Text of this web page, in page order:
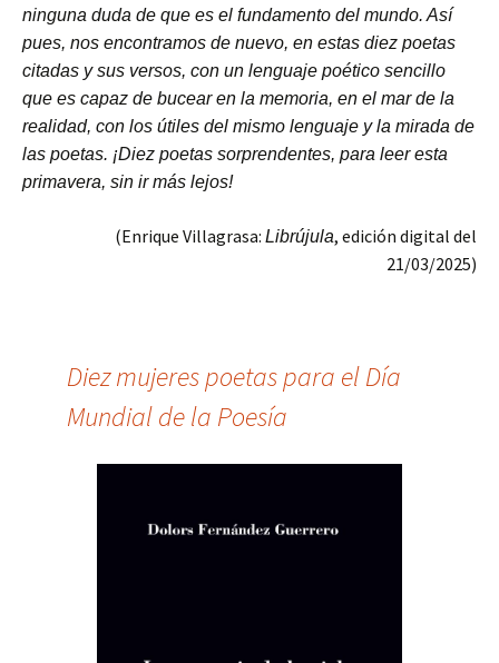
ninguna duda de que es el fundamento del mundo. Así
pues, nos encontramos de nuevo, en estas diez poetas
citadas y sus versos, con un lenguaje poético sencillo
que es capaz de bucear en la memoria, en el mar de la
realidad, con los útiles del mismo lenguaje y la mirada de
las poetas. ¡Diez poetas sorprendentes, para leer esta
primavera, sin ir más lejos!
(Enrique Villagrasa: Librújula, edición digital del
21/03/2025)
Diez mujeres poetas para el Día
Mundial de la Poesía